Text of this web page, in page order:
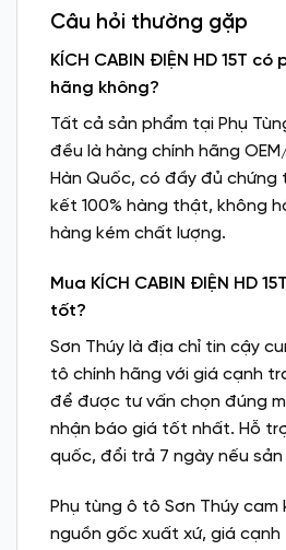
Câu hỏi thường gặp
KÍCH CABIN ĐIỆN HD 15T
hãng không?
Tất cả sản phẩm tại Phụ
đều là hàng chính hãng
Hàn Quốc, có đầy đủ chứng
kết 100% hàng thật, không
hàng kém chất lượng.
Mua KÍCH CABIN ĐIỆN HD
tốt?
Sơn Thúy là địa chỉ tin cậy
tô chính hãng với giá cạnh
để được tư vấn chọn đúng
nhận báo giá tốt nhất. Hỗ
quốc, đổi trả 7 ngày nếu sản
Phụ tùng ô tô Sơn Thúy
nguồn gốc xuất xứ, giá